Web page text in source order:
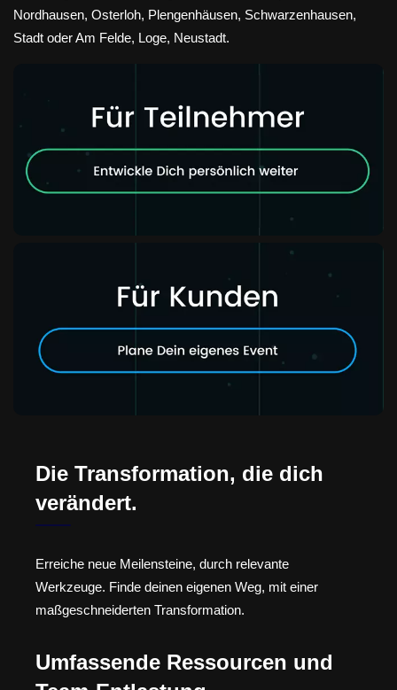
Nordhausen, Osterloh, Plengenhäusen, Schwarzenhausen,
Stadt oder Am Felde, Loge, Neustadt.
Die Transformation, die dich
verändert.
Erreiche neue Meilensteine, durch relevante
Werkzeuge. Finde deinen eigenen Weg, mit einer
maßgeschneiderten Transformation.
Umfassende Ressourcen und